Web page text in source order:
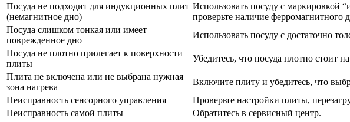
Посуда не подходит для индукционных плит
(немагнитное дно)
Использовать посуду с маркировкой
проверьте наличие ферромагнитного
Посуда слишком тонкая или имеет
поврежденное дно
Использовать посуду с достаточно
Посуда не плотно прилегает к поверхности
плиты
Убедитесь, что посуда плотно стоит
Плита не включена или не выбрана нужная
зона нагрева
Включите плиту и убедитесь, что
Неисправность сенсорного управления
Проверьте настройки плиты,
Неисправность самой плиты
Обратитесь в сервисный центр.